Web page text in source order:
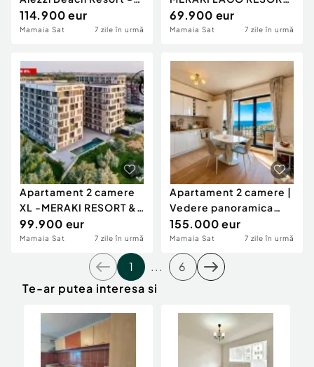
Mamaia Nord
114.900 eur
Mamaia Sat 7 zile în urmă
& SPA
69.900 eur
Mamaia Sat 7 zile în urmă
Apartament 2 camere
XL -MERAKI RESORT &
SPA-vedere catre mar
99.900 eur
Mamaia Sat 7 zile în urmă
Apartament 2 camere |
Vedere panoramica
spre mare | Prima l
155.000 eur
Mamaia Sat 7 zile în urmă
1 ...
6
Te-ar putea interesa si